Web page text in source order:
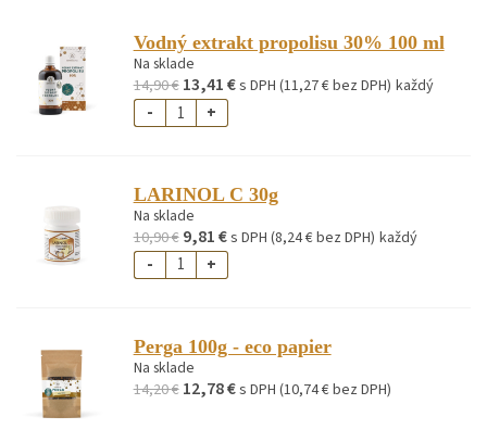
Vodný extrakt propolisu 30% 100 ml
Na sklade
14,90€ 13,41€s DPH (11,27€bez DPH) každý
- +
LARINOL C 30g
Na sklade
10,90€ 9,81€s DPH (8,24€bez DPH) každý
- +
Perga 100g - eco papier
Na sklade
14,20€ 12,78€s DPH (10,74€bez DPH)